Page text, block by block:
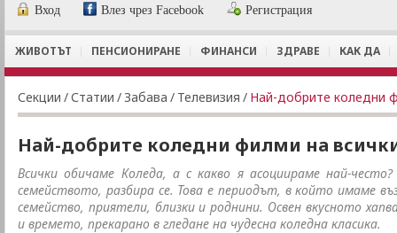
Вход Влез чрез Facebook Регистрация
ЖИВОТЪТ ПЕНСИОНИРАНЕ ФИНАНСИ ЗДРАВЕ КАК ДА
Секции /Статии / Забава / Телевизия / Най-добрите коледни
Най-добрите коледни филми на
Всички обичаме Коледа, а с какво я асоциираме най-
семейството, разбира се. Това е периодът, в който имаме
семейство, приятели, близки и роднини. Освен вкусното
и времето, прекарано в гледане на чудесна коледна класика.